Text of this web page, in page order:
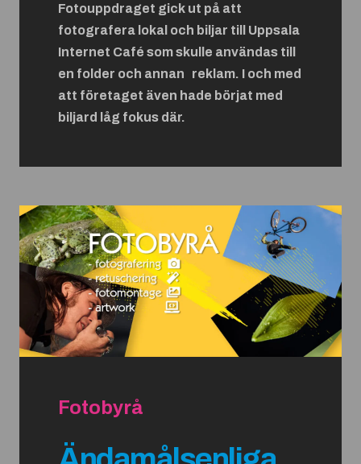
Fotouppdraget gick ut på att
fotografera lokal och biljar till Uppsala
Internet Café som skulle användas till
en folder och annan reklam. I och med
att företaget även hade börjat med
biljard låg fokus där.
Fotobyrå